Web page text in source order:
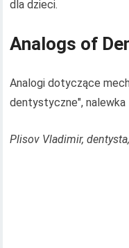
dla dzieci.
Analogs of
Analogi dotyczące
dentystyczne", nalewka
Plisov Vladimir,